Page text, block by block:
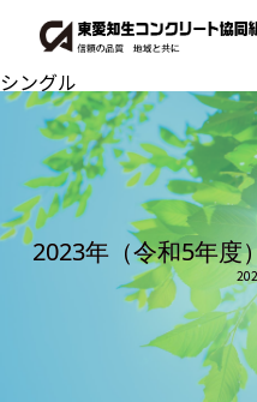
シングル
2023年（令和5年度